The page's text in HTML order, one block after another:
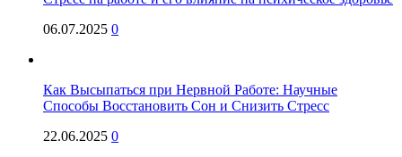
06.07.2025 0
Как Высыпаться при Нервной Работе: Научные
Способы Восстановить Сон и Снизить Стресс
22.06.2025 0